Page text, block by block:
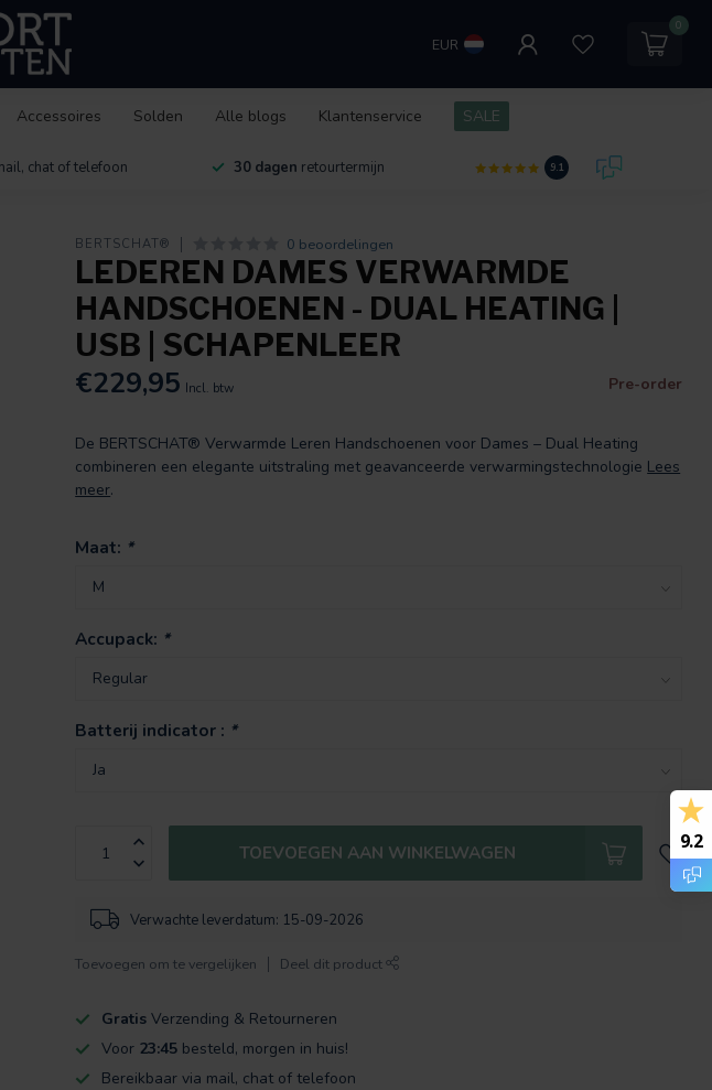
EUR
0
Accessoires Solden Alle blogs Klantenservice SALE
chat of telefoon 30 dagen retourtermijn 9.1
BERTSCHAT® 0 beoordelingen
LEDEREN DAMES VERWARMDE
HANDSCHOENEN - DUAL HEATING |
USB | SCHAPENLEER
€229,95 Incl. btw Pre-order
De BERTSCHAT® Verwarmde Leren Handschoenen voor Dames – Dual Heating
combineren een elegante uitstraling met geavanceerde verwarmingstechnologie Lees
meer.
Maat: *
Accupack: *
Batterij indicator : *
TOEVOEGEN AAN WINKELWAGEN
Verwachte leverdatum: 15-09-2026
Toevoegen om te vergelijken Deel dit product
Gratis Verzending & Retourneren
Voor 23:45 besteld, morgen in huis!
Bereikbaar via mail, chat of telefoon
9.2